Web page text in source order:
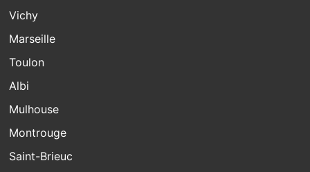
Vichy
Marseille
Toulon
Albi
Mulhouse
Montrouge
Saint-Brieuc